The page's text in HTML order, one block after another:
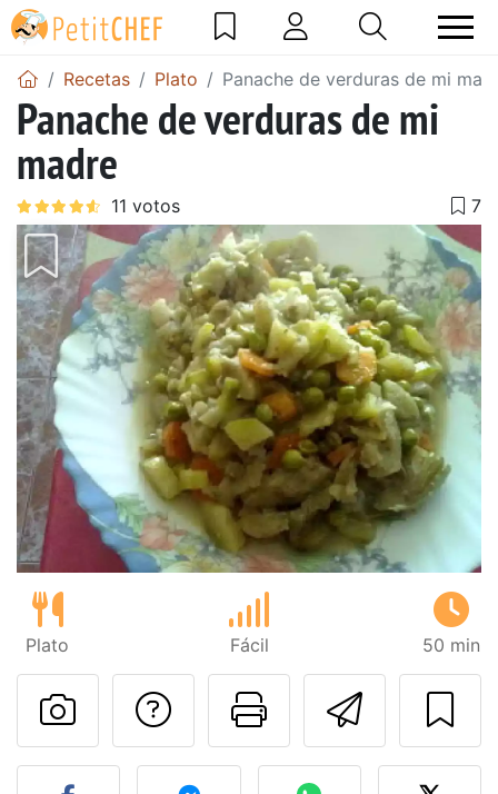
Recetas Plato Panache de verduras de mi
Panache de verduras de mi
madre
Plato Fácil 50 min
Imprimir
Preguntar al autor
Publicar la foto de esta